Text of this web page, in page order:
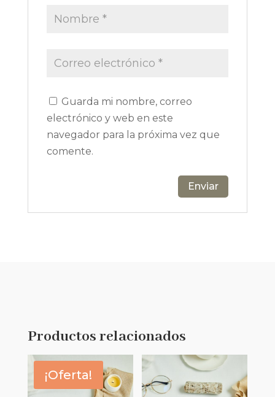
Guarda mi nombre, correo
electrónico y web en este
navegador para la próxima vez que
comente.
Productos relacionados
¡Oferta!